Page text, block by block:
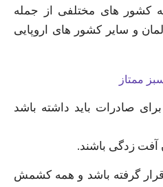
کشور های مختلفی از جمله
و سایر کشور های اروپایی
ممتاز
صادرات باید داشته باشد
آفت زدگی باشند.
قرار گرفته باشد و همه کشمش